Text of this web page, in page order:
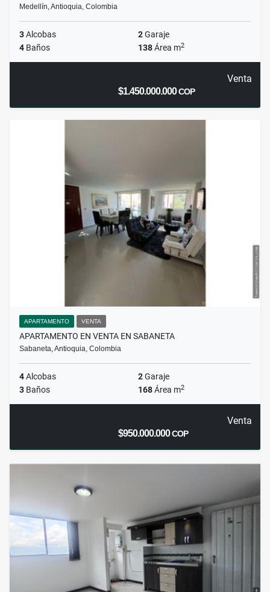
Medellín, Antioquia, Colombia
3Alcobas 2Garaje
4 Baños 138Área m2
Venta
$1.450.000.000COP
APARTAMENTO VENTA
APARTAMENTO EN VENTA EN SABANETA
Sabaneta, Antioquia, Colombia
4Alcobas 2Garaje
3 Baños 168Área m2
Venta
$950.000.000COP